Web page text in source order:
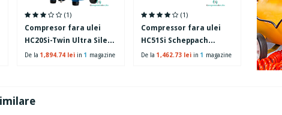
(1)
Compresor fara ulei
HC20Si-Twin Ultra Silent
Scheppach 5906145901,
De la 1,894.74 lei in 1 magazine
(1)
Compressor fara ulei
HC51Si Scheppach
5906141901, 1500 W, 50 L,
De la 1,462.73 lei in 1 magazine